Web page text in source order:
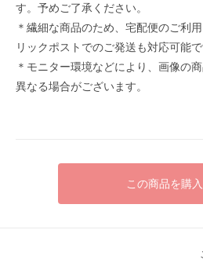
す。予めご了承ください。
＊繊細な商品のため、宅配便のご利
リックポストでのご発送も対応可能
＊モニター環境などにより、画像の
異なる場合がございます。
この商品を購